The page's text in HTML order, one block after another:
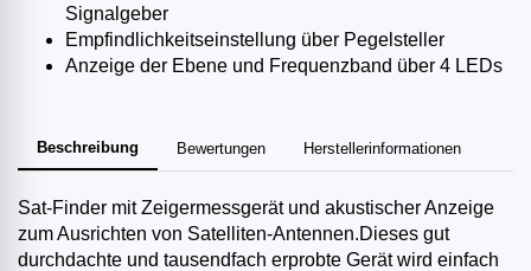
Signalgeber
Empfindlichkeitseinstellung über Pegelsteller
Anzeige der Ebene und Frequenzband über 4 LEDs
Beschreibung Bewertungen Herstellerinformationen
Sat-Finder mit Zeigermessgerät und akustischer Anzeige
zum Ausrichten von Satelliten-Antennen.Dieses gut
durchdachte und tausendfach erprobte Gerät wird einfach